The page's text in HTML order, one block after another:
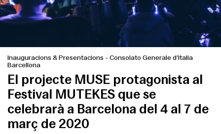
Inauguracions & Presentacions - Consolato Generale d’Italia
Barcellona
El projecte MUSE protagonista al
Festival MUTEKES que se
celebrarà a Barcelona del 4 al 7 de
març de 2020